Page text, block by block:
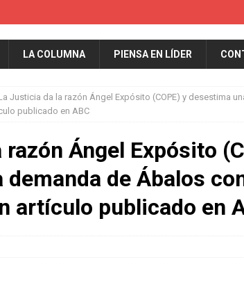
LA COLUMNA PIENSA EN LÍDER
Justicia da la razón Ángel Expósito (COPE) y desestima
publicado en ABC
Ángel Expósito
de Ábalos
artículo publicado en